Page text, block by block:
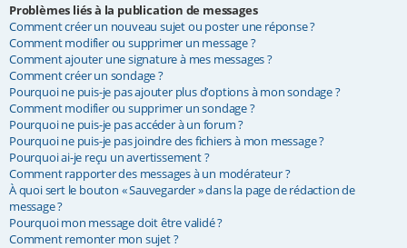
Problèmes liés à la publication de messages
Comment créer un nouveau sujet ou poster une réponse ?
Comment modifier ou supprimer un message ?
Comment ajouter une signature à mes messages ?
Comment créer un sondage ?
Pourquoi ne puis-je pas ajouter plus d’options à mon sondage ?
Comment modifier ou supprimer un sondage ?
Pourquoi ne puis-je pas accéder à un forum ?
Pourquoi ne puis-je pas joindre des fichiers à mon message ?
Pourquoi ai-je reçu un avertissement ?
Comment rapporter des messages à un modérateur ?
À quoi sert le bouton « Sauvegarder » dans la page de rédaction de
message ?
Pourquoi mon message doit être validé ?
Comment remonter mon sujet ?